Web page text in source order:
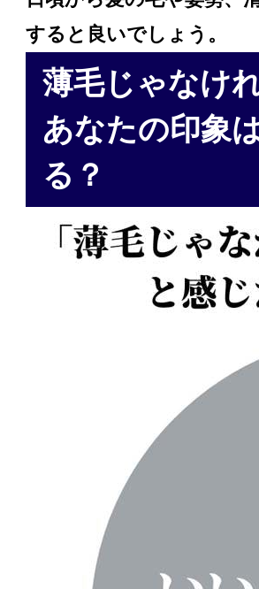
すると良いでしょう。
薄毛じゃなけれ
あなたの印象
る？